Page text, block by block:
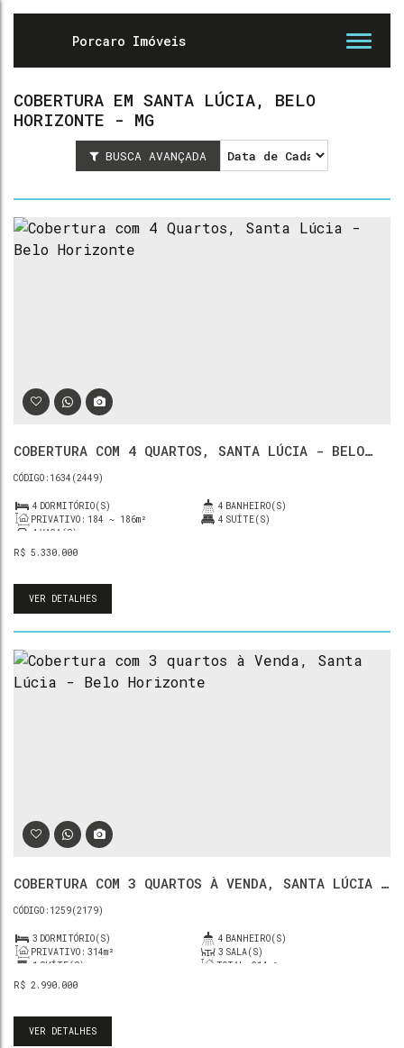
COBERTURA EM SANTA LÚCIA, BELO
HORIZONTE - MG
BUSCA AVANÇADA
COBERTURA COM 4 QUARTOS, SANTA LÚCIA - BELO
R$ 5.330.000
1634 (2449)
4 DORMITÓRIO(S) 4 BANHEIRO(S)
PRIVATIVO: 184 ~ 186m² 4 SUÍTE(S)
4 VAGA(S)
VER DETALHES
COBERTURA COM 3 QUARTOS À VENDA, SANTA LÚCIA -
R$ 2.990.000
1259(2179)
3 DORMITÓRIO(S) 4 BANHEIRO(S)
PRIVATIVO: 314m² 3 SALA(S)
1 SUÍTE(S) TOTAL:
314m²
VER DETALHES